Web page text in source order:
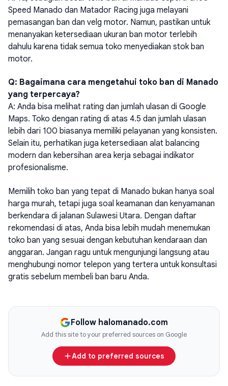
Speed Manado dan Matador Racing juga melayani
pemasangan ban dan velg motor. Namun, pastikan untuk
menanyakan ketersediaan ukuran ban motor terlebih
dahulu karena tidak semua toko menyediakan stok ban
motor.
Q: Bagaimana cara mengetahui toko ban di Manado
yang terpercaya?
A: Anda bisa melihat rating dan jumlah ulasan di Google
Maps. Toko dengan rating di atas 4.5 dan jumlah ulasan
lebih dari 100 biasanya memiliki pelayanan yang konsisten.
Selain itu, perhatikan juga ketersediaan alat balancing
modern dan kebersihan area kerja sebagai indikator
profesionalisme.
Memilih toko ban yang tepat di Manado bukan hanya soal
harga murah, tetapi juga soal keamanan dan kenyamanan
berkendara di jalanan Sulawesi Utara. Dengan daftar
rekomendasi di atas, Anda bisa lebih mudah menemukan
toko ban yang sesuai dengan kebutuhan kendaraan dan
anggaran. Jangan ragu untuk mengunjungi langsung atau
menghubungi nomor telepon yang tertera untuk konsultasi
gratis sebelum membeli ban baru Anda.
Follow halomanado.com
Add this site to your preferred sources on Google
Add to preferred sources